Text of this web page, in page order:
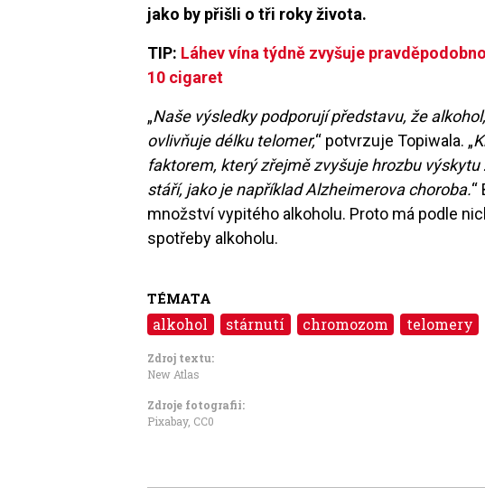
jako by přišli o tři roky života.
TIP: Láhev vína týdně zvyšuje
10 cigaret
„Naše výsledky podporují představu, že
ovlivňuje délku telomer,“ potvrzuje Topiwala. „
faktorem, který zřejmě zvyšuje hrozbu
stáří, jako je například Alzheimerova choroba.“
množství vypitého alkoholu. Proto má podle
spotřeby alkoholu.
TÉMATA
alkohol stárnutí chromozom telomery
Zdroj textu:
New Atlas
Zdroje fotografii:
Pixabay, CC0